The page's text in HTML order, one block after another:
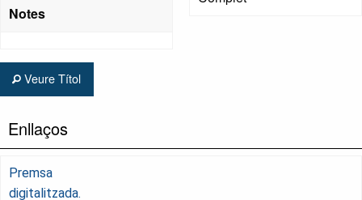
Notes
Veure Títol
Enllaços
Premsa
digitalitzada.